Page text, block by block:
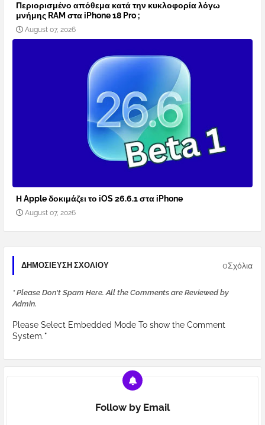
Περιορισμένο απόθεμα κατά την κυκλοφορία λόγω
μνήμης RAM στα iPhone 18 Pro ;
August 07, 2026
Η Apple δοκιμάζει το iOS 26.6.1 στα iPhone
August 07, 2026
ΔΗΜΟΣΊΕΥΣΗ ΣΧΟΛΊΟΥ 0Σχόλια
* Please Don't Spam Here. All the Comments are Reviewed by
Admin.
Please Select Embedded Mode To show the Comment
System.*
Follow by Email